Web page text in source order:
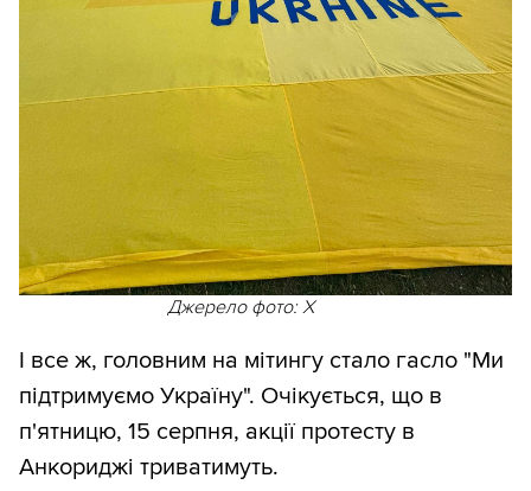
Джерело фото: X
І все ж, головним на мітингу стало гасло "Ми
підтримуємо Україну". Очікується, що в
п'ятницю, 15 серпня, акції протесту в
Анкориджі триватимуть.